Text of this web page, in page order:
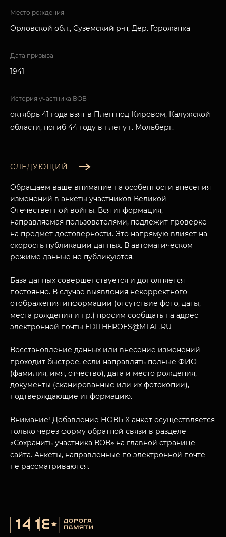
МУЗЕЙНЫЙ КОМПЛЕКС
О НАС
НАЗАД
Место рождения
Орловской обл., Суземский р-н, Дер. Горожанка
Дата призыва
1941
История участника ВОВ
октябрь 41 года взят в Плен под Кировом, Калужской
области, погиб 44 году в плену г. Мольберг.
СЛЕДУЮЩИЙ
Обращаем ваше внимание на особенности внесения
изменений в анкеты участников Великой
Отечественной войны. Вся информация,
направляемая пользователями, подлежит проверке
на предмет достоверности. Это напрямую влияет на
скорость публикации данных. В автоматическом
режиме данные не публикуются.
База данных совершенствуется и дополняется
постоянно. В случае выявления некорректного
отображения информации (отсутствие фото, даты,
места рождения и пр.) просим сообщать на адрес
электронной почты EDITHEROES@MTAF.RU
Восстановление данных или внесение изменений
проходит быстрее, если направлять полные ФИО
(фамилия, имя, отчество), дата и место рождения,
документы (сканированные или их фотокопии),
подтверждающие информацию.
Внимание! Добавление НОВЫХ анкет осуществляется
только через форму обратной связи в разделе
«Сохранить участника ВОВ» на главной странице
сайта. Анкеты, направленные по электронной почте -
не рассматриваются.